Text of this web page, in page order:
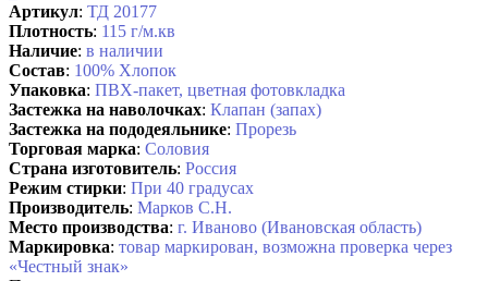
Артикул: ТД 20177
Плотность: 115 г/м.кв
Наличие: в наличии
Состав: 100% Хлопок
Упаковка: ПВХ-пакет, цветная фотовкладка
Застежка на наволочках: Клапан (запах)
Застежка на пододеяльнике: Прорезь
Торговая марка: Соловия
Страна изготовитель: Россия
Режим стирки: При 40 градусах
Производитель: Марков С.Н.
Место производства: г. Иваново (Ивановская область)
Маркировка: товар маркирован, возможна проверка через
«Честный знак»